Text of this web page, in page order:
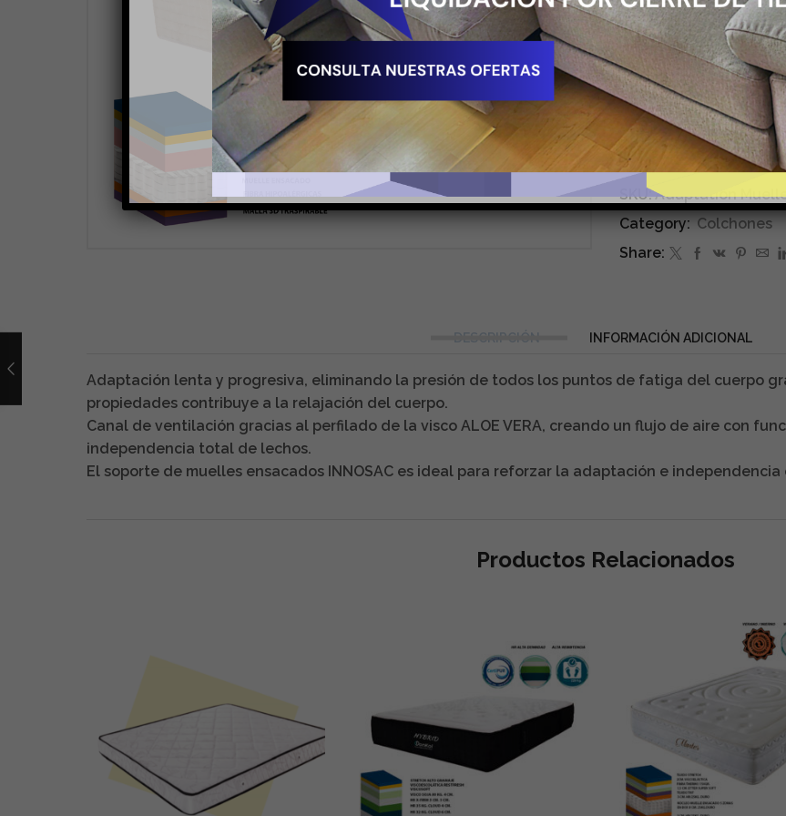
340,00€
IVA Incluido
Colchón
Adaptation
SKU:Adaptation
Category: Colchones
Share:
DESCRIPCIÓN INFORMACIÓN ADICIONAL
Adaptación lenta y progresiva, eliminando la presión de todos los puntos de fatiga del cuerpo
propiedades contribuye a la relajación del cuerpo.
Canal de ventilación gracias al perfilado de la visco ALOE VERA, creando un flujo de aire con
independencia total de lechos.
El soporte de muelles ensacados INNOSAC es ideal para reforzar la adaptación e independencia
Productos Relacionados